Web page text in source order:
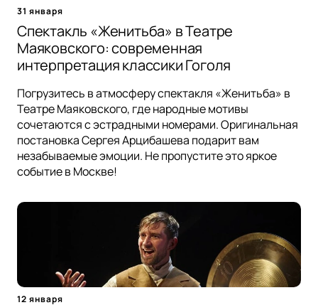
31 января
Спектакль «Женитьба» в Театре
Маяковского: современная
интерпретация классики Гоголя
Погрузитесь в атмосферу спектакля «Женитьба» в
Театре Маяковского, где народные мотивы
сочетаются с эстрадными номерами. Оригинальная
постановка Сергея Арцибашева подарит вам
незабываемые эмоции. Не пропустите это яркое
событие в Москве!
12 января